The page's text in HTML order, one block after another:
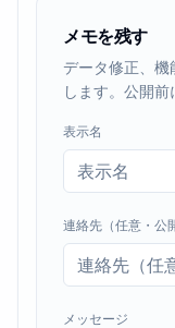
メモを残す
データ修正、機
します。公開前
表示名
連絡先（任意・公
メッセージ